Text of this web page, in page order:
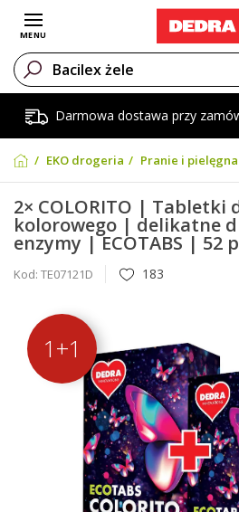
Darmowa dostawa przy
Otwórz menu
MENU
EKO drogeria Pranie i
2× COLORITO | Tabletki
kolorowego | delikatne
enzymy | ECOTABS | 52
Kod: TE07121D 183
1+1